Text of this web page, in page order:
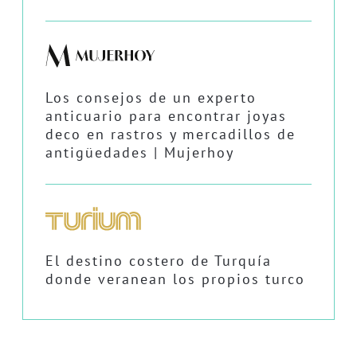
Los consejos de un experto
anticuario para encontrar joyas
deco en rastros y mercadillos de
antigüedades | Mujerhoy
El destino costero de Turquía
donde veranean los propios turco